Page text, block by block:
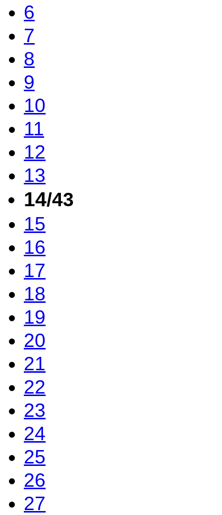
6
7
8
9
10
11
12
13
14/43
15
16
17
18
19
20
21
22
23
24
25
26
27